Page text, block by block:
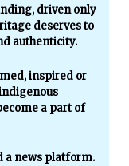
driven only
deserves to
authenticity.
inspired or
a part of
a news platform.